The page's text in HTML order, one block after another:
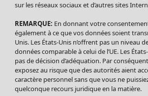
Tous les vêtements
Robes
Tuniques
Blouses
Tops
Gilets
Pantalon
Jupes
sur les réseaux sociaux et d’autres sites
REMARQUE: En donnant votre
également à ce que vos données soient
Unis. Les États-Unis n’offrent pas un niveau
données comparable à celui de l’UE. Les
pas de décision d’adéquation. Par
exposez au risque que des autorités aient
caractère personnel sans que vous ne
quelconque recours juridique en la matière.